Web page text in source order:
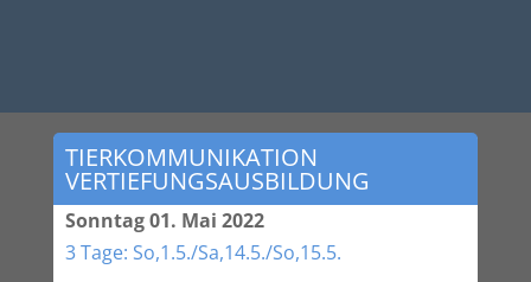
TIERKOMMUNIKATION
VERTIEFUNGSAUSBILDUNG
Sonntag 01. Mai 2022
3 Tage: So,1.5./Sa,14.5./So,15.5.